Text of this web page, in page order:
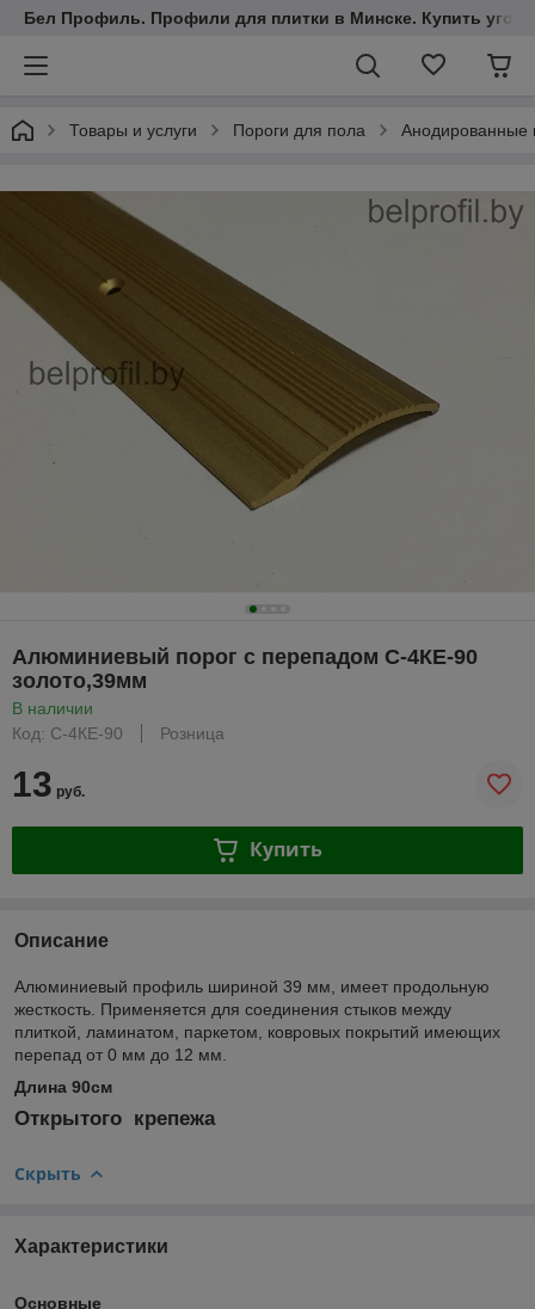
Бел Профиль. Профили для плитки в Минске. Купить
Товары и услуги Пороги для пола Анодированные
Алюминиевый порог с перепадом C-4КE-90
золото,39мм
В наличии
Код: C-4КЕ-90
Розница
13 руб.
Купить
Описание
Алюминиевый профиль шириной 39 мм, имеет продольную
жесткость. Применяется для соединения стыков между
плиткой, ламинатом, паркетом, ковровых покрытий имеющих
перепад от 0 мм до 12 мм.
Длина 90см
Открытого крепежа
Скрыть
Характеристики
Основные